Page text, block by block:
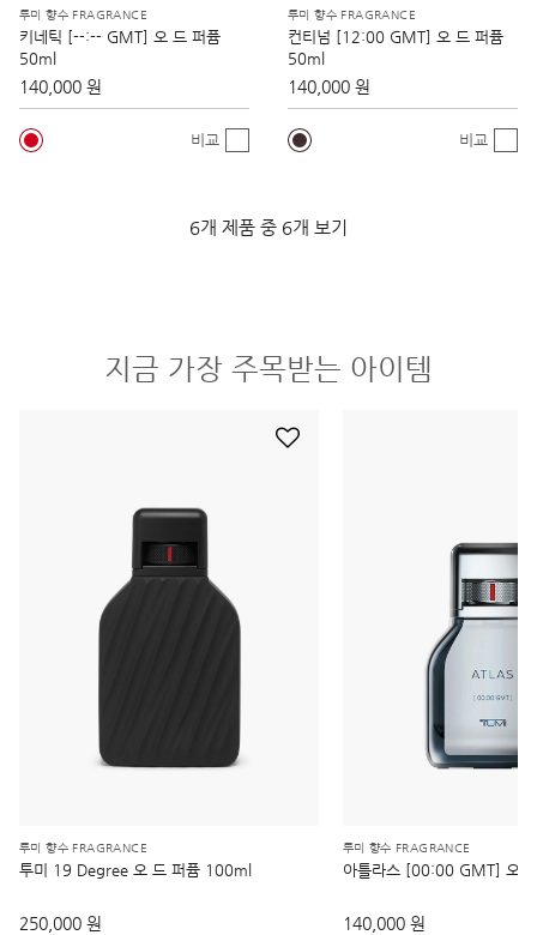
투미 향수 FRAGRANCE
키네틱 [--:-- GMT] 오 드 퍼퓸
50ml
140,000 원
비교
투미 향수 FRAGRANCE
컨티넘 [12:00 GMT] 오 드 퍼퓸
50ml
140,000 원
비교
6개 제품 중 6개 보기
지금 가장 주목받는 아이템
투미 향수 FRAGRANCE
투미 19 Degree 오 드 퍼퓸 100ml
250,000 원
투미 향수 FRAGRANCE
아틀라스 [00:00 GMT] 오
140,000 원